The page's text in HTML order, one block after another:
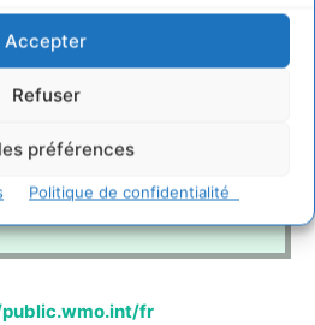
Accepter
Refuser
préférences
Politique de confidentialité
fr